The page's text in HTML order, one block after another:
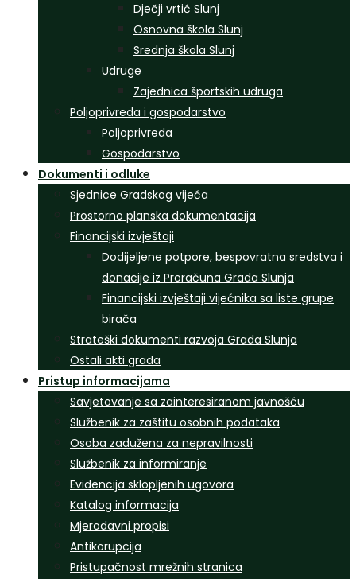
Dječji vrtić Slunj
Osnovna škola Slunj
Srednja škola Slunj
Udruge
Zajednica športskih udruga
Poljoprivreda i gospodarstvo
Poljoprivreda
Gospodarstvo
Dokumenti i odluke
Sjednice Gradskog vijeća
Prostorno planska dokumentacija
Financijski izvještaji
Dodijeljene potpore, bespovratna sredstva i
donacije iz Proračuna Grada Slunja
Financijski izvještaji vijećnika sa liste grupe
birača
Strateški dokumenti razvoja Grada Slunja
Ostali akti grada
Pristup informacijama
Savjetovanje sa zainteresiranom javnošću
Službenik za zaštitu osobnih podataka
Osoba zadužena za nepravilnosti
Službenik za informiranje
Evidencija sklopljenih ugovora
Katalog informacija
Mjerodavni propisi
Antikorupcija
Pristupačnost mrežnih stranica